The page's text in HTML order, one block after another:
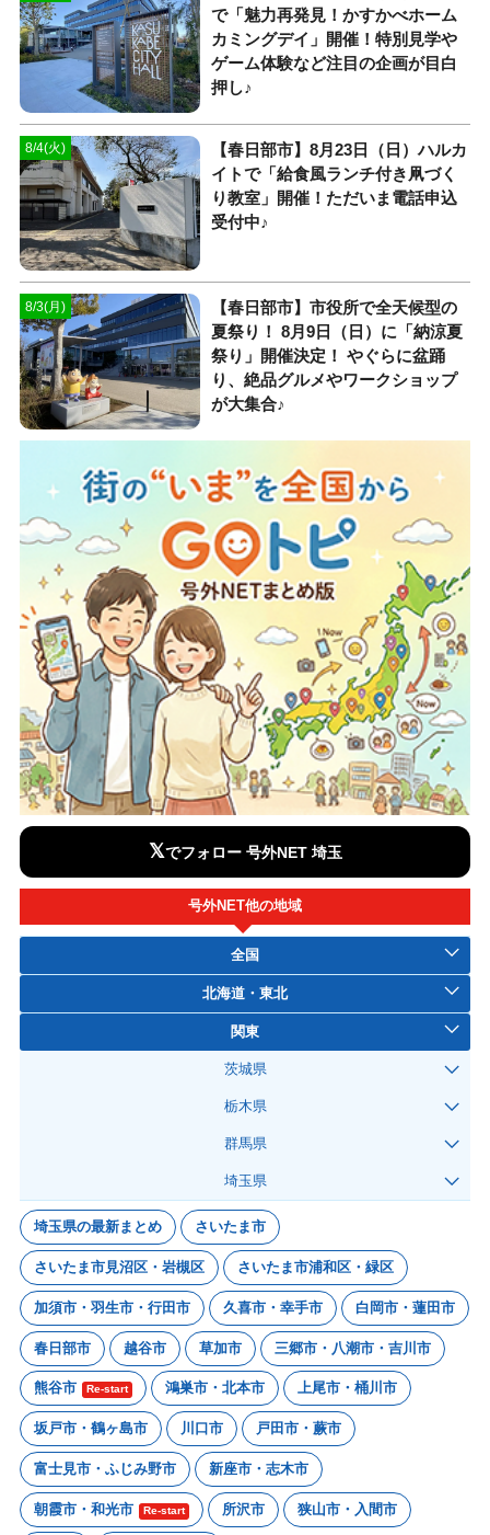
で「魅力再発見！かすかべホーム
カミングデイ」開催！特別見学や
ゲーム体験など注目の企画が目白
押し♪
8/4(火)
【春日部市】8月23日（日）ハルカ
イトで「給食風ランチ付き凧づく
り教室」開催！ただいま電話申込
受付中♪
8/3(月)
【春日部市】市役所で全天候型の
夏祭り！ 8月9日（日）に「納涼夏
祭り」開催決定！ やぐらに盆踊
り、絶品グルメやワークショップ
が大集合♪
𝕏でフォロー 号外NET 埼玉
号外NET他の地域
全国
北海道・東北
関東
茨城県
栃木県
群馬県
埼玉県
埼玉県の最新まとめ さいたま市
さいたま市見沼区・岩槻区 さいたま市浦和区・緑区
加須市・羽生市・行田市 久喜市・幸手市 白岡市・蓮田市
春日部市 越谷市 草加市 三郷市・八潮市・吉川市
熊谷市 Re-start 鴻巣市・北本市 上尾市・桶川市
坂戸市・鶴ヶ島市 川口市 戸田市・蕨市
富士見市・ふじみ野市 新座市・志木市
朝霞市・和光市 Re-start 所沢市 狭山市・入間市